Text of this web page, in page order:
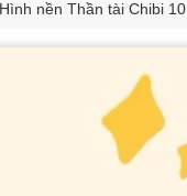
Hình nền Thần tài Chibi 10